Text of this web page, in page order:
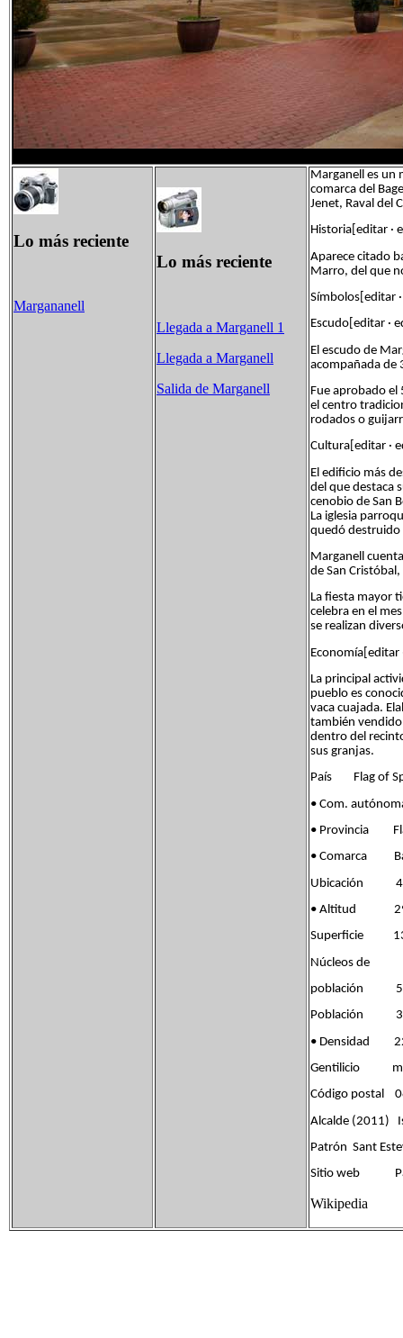
Lo más reciente
Margananell
Lo más reciente
Llegada a Marganell 1
Llegada a Marganell
Salida de Marganell
Marganell es un
comarca del
Jenet, Raval del
Historia[editar ·
Aparece citado
Marro, del que
Símbolos[editar
Escudo[editar ·
El escudo de
acompañada de
Fue aprobado el
el centro
rodados o
Cultura[editar ·
El edificio más
del que destaca
cenobio de San
La iglesia
quedó destruido
Marganell
de San
La fiesta mayor
celebra en el
se realizan
Economía[editar
La principal
pueblo es
vaca cuajada.
también
dentro del
sus granjas.
País Flag of
• Com.
• Provincia
• Comarca
Ubicación
• Altitud
Superficie
Núcleos de
población 5
Población
• Densidad
Gentilicio
Código postal
Alcalde (2011)
Patrón Sant
Sitio web
Wikipedia